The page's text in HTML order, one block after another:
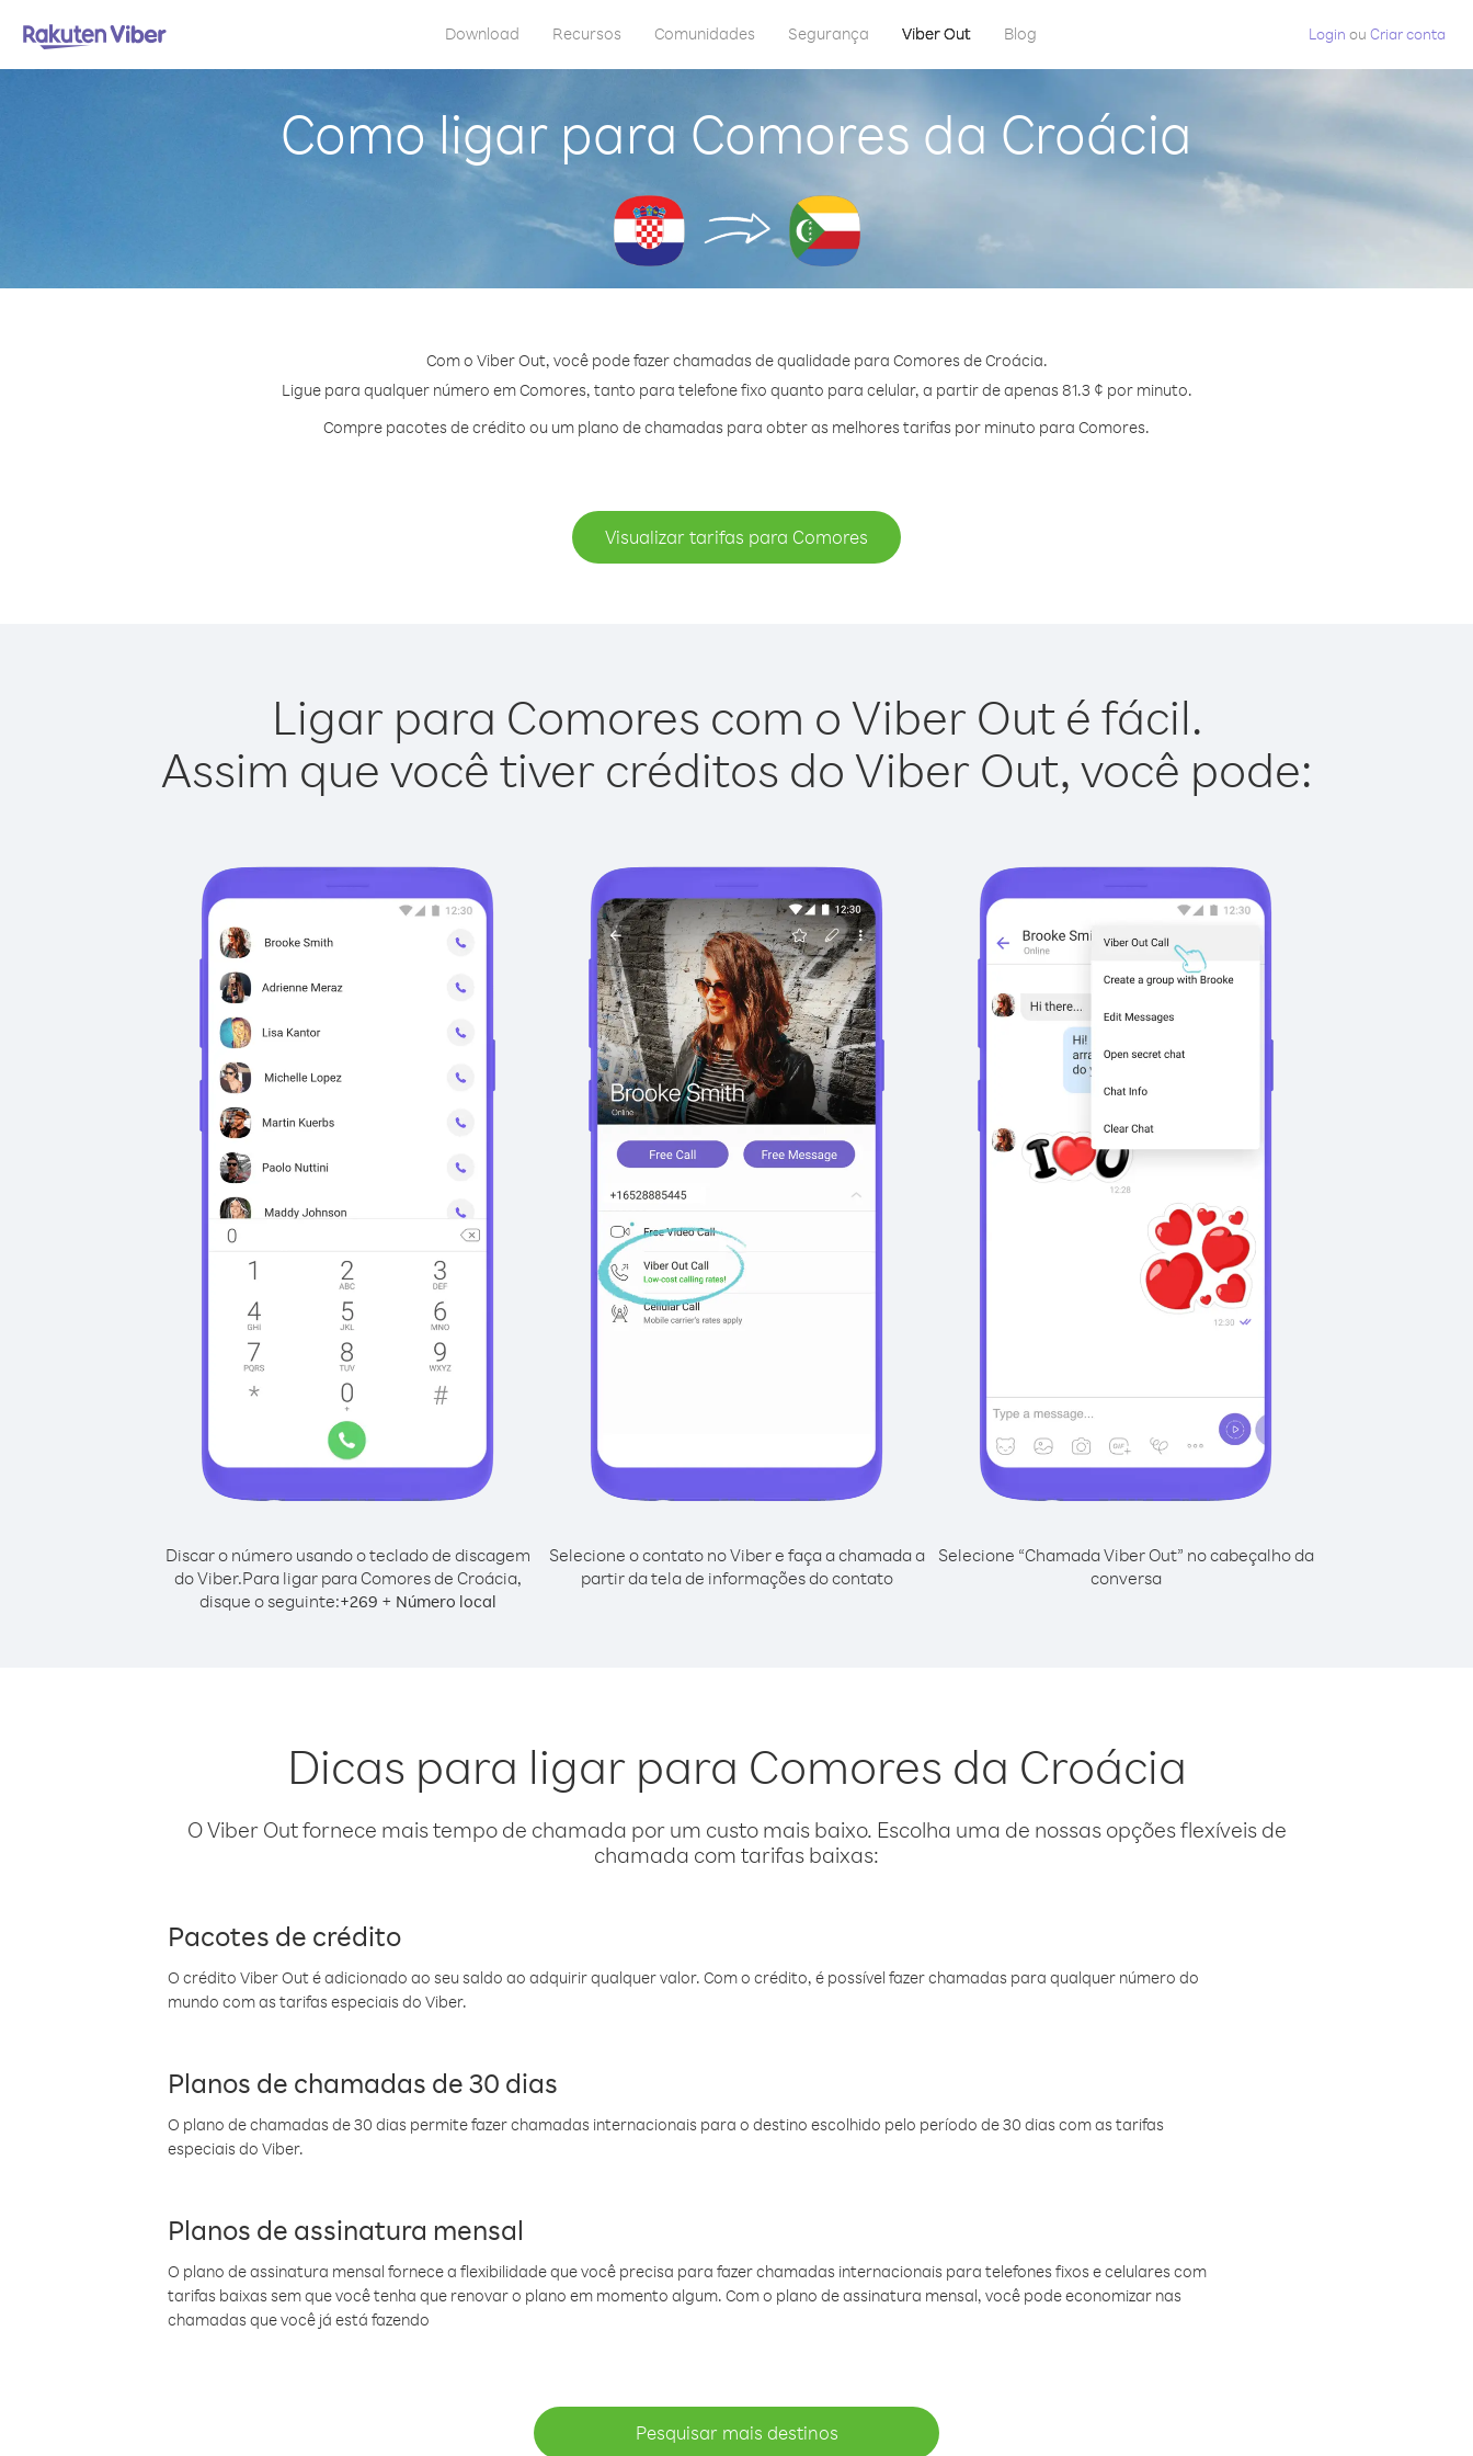
Download Recursos Comunidades Segurança Viber Out Blog Login ou Criar conta
Como ligar para Comores da Croácia
Com o Viber Out, você pode fazer chamadas de qualidade para Comores de Croácia.
Ligue para qualquer número em Comores, tanto para telefone fixo quanto para celular, a partir de apenas 81.3 ¢ por minuto.
Compre pacotes de crédito ou um plano de chamadas para obter as melhores tarifas por minuto para Comores.
Visualizar tarifas para Comores
Ligar para Comores com o Viber Out é fácil.
Assim que você tiver créditos do Viber Out, você pode:
Discar o número usando o teclado de discagem
do Viber.Para ligar para Comores de Croácia,
disque o seguinte:+269 + Número local
Selecione o contato no Viber e faça a chamada a
partir da tela de informações do contato
Selecione “Chamada Viber Out” no cabeçalho da
conversa
Dicas para ligar para Comores da Croácia
O Viber Out fornece mais tempo de chamada por um custo mais baixo. Escolha uma de nossas opções flexíveis de
chamada com tarifas baixas:
Pacotes de crédito
O crédito Viber Out é adicionado ao seu saldo ao adquirir qualquer valor. Com o crédito, é possível fazer chamadas para qualquer número do
mundo com as tarifas especiais do Viber.
Planos de chamadas de 30 dias
O plano de chamadas de 30 dias permite fazer chamadas internacionais para o destino escolhido pelo período de 30 dias com as tarifas
especiais do Viber.
Planos de assinatura mensal
O plano de assinatura mensal fornece a flexibilidade que você precisa para fazer chamadas internacionais para telefones fixos e celulares com
tarifas baixas sem que você tenha que renovar o plano em momento algum. Com o plano de assinatura mensal, você pode economizar nas
chamadas que você já está fazendo
Pesquisar mais destinos